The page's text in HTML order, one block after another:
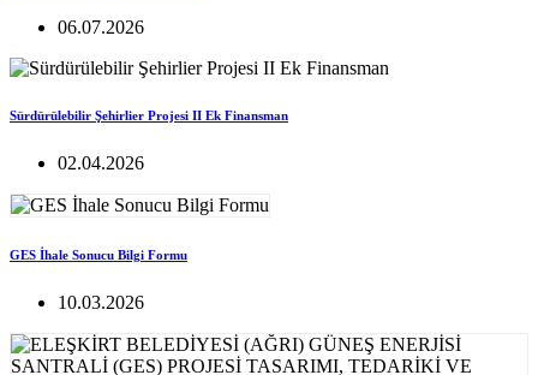
06.07.2026
Sürdürülebilir Şehirlier Projesi II Ek Finansman
02.04.2026
GES İhale Sonucu Bilgi Formu
10.03.2026